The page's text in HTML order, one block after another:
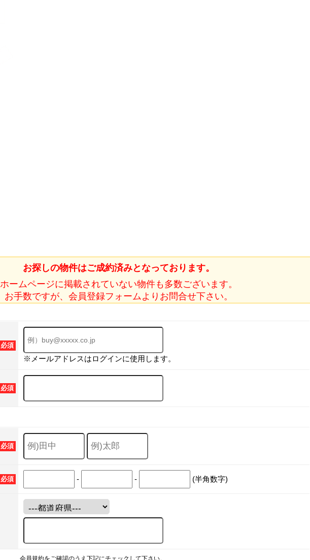
お探しの物件はご成約済みとなっております。
ホームページに掲載されていない物件も多数ございます。
お手数ですが、会員登録フォームよりお問合せ下さい。
必須
※メールアドレスはログインに使用します。
必須
必須
必須 - - (半角数字)
会員規約をご確認のうえ下記にチェックして下さい。